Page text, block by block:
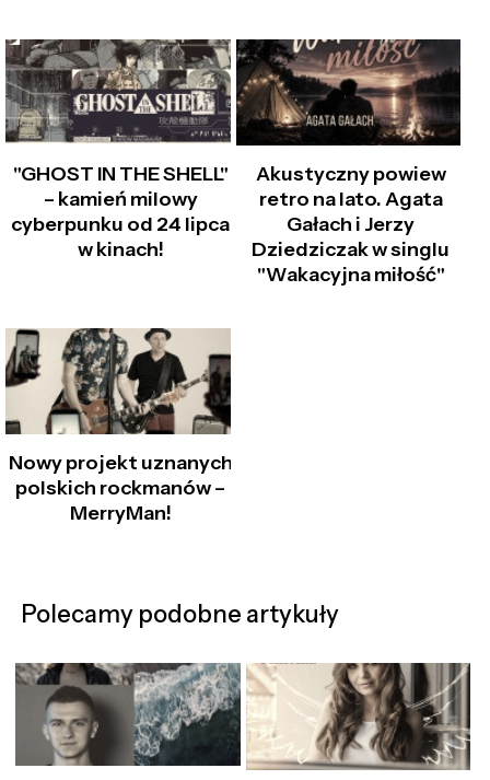
"GHOST IN THE SHELL"
– kamień milowy
cyberpunku od 24 lipca
w kinach!
Akustyczny powiew
retro na lato. Agata
Gałach i Jerzy
Dziedziczak w singlu
"Wakacyjna miłość"
Nowy projekt uznanych
polskich rockmanów –
MerryMan!
Polecamy podobne artykuły